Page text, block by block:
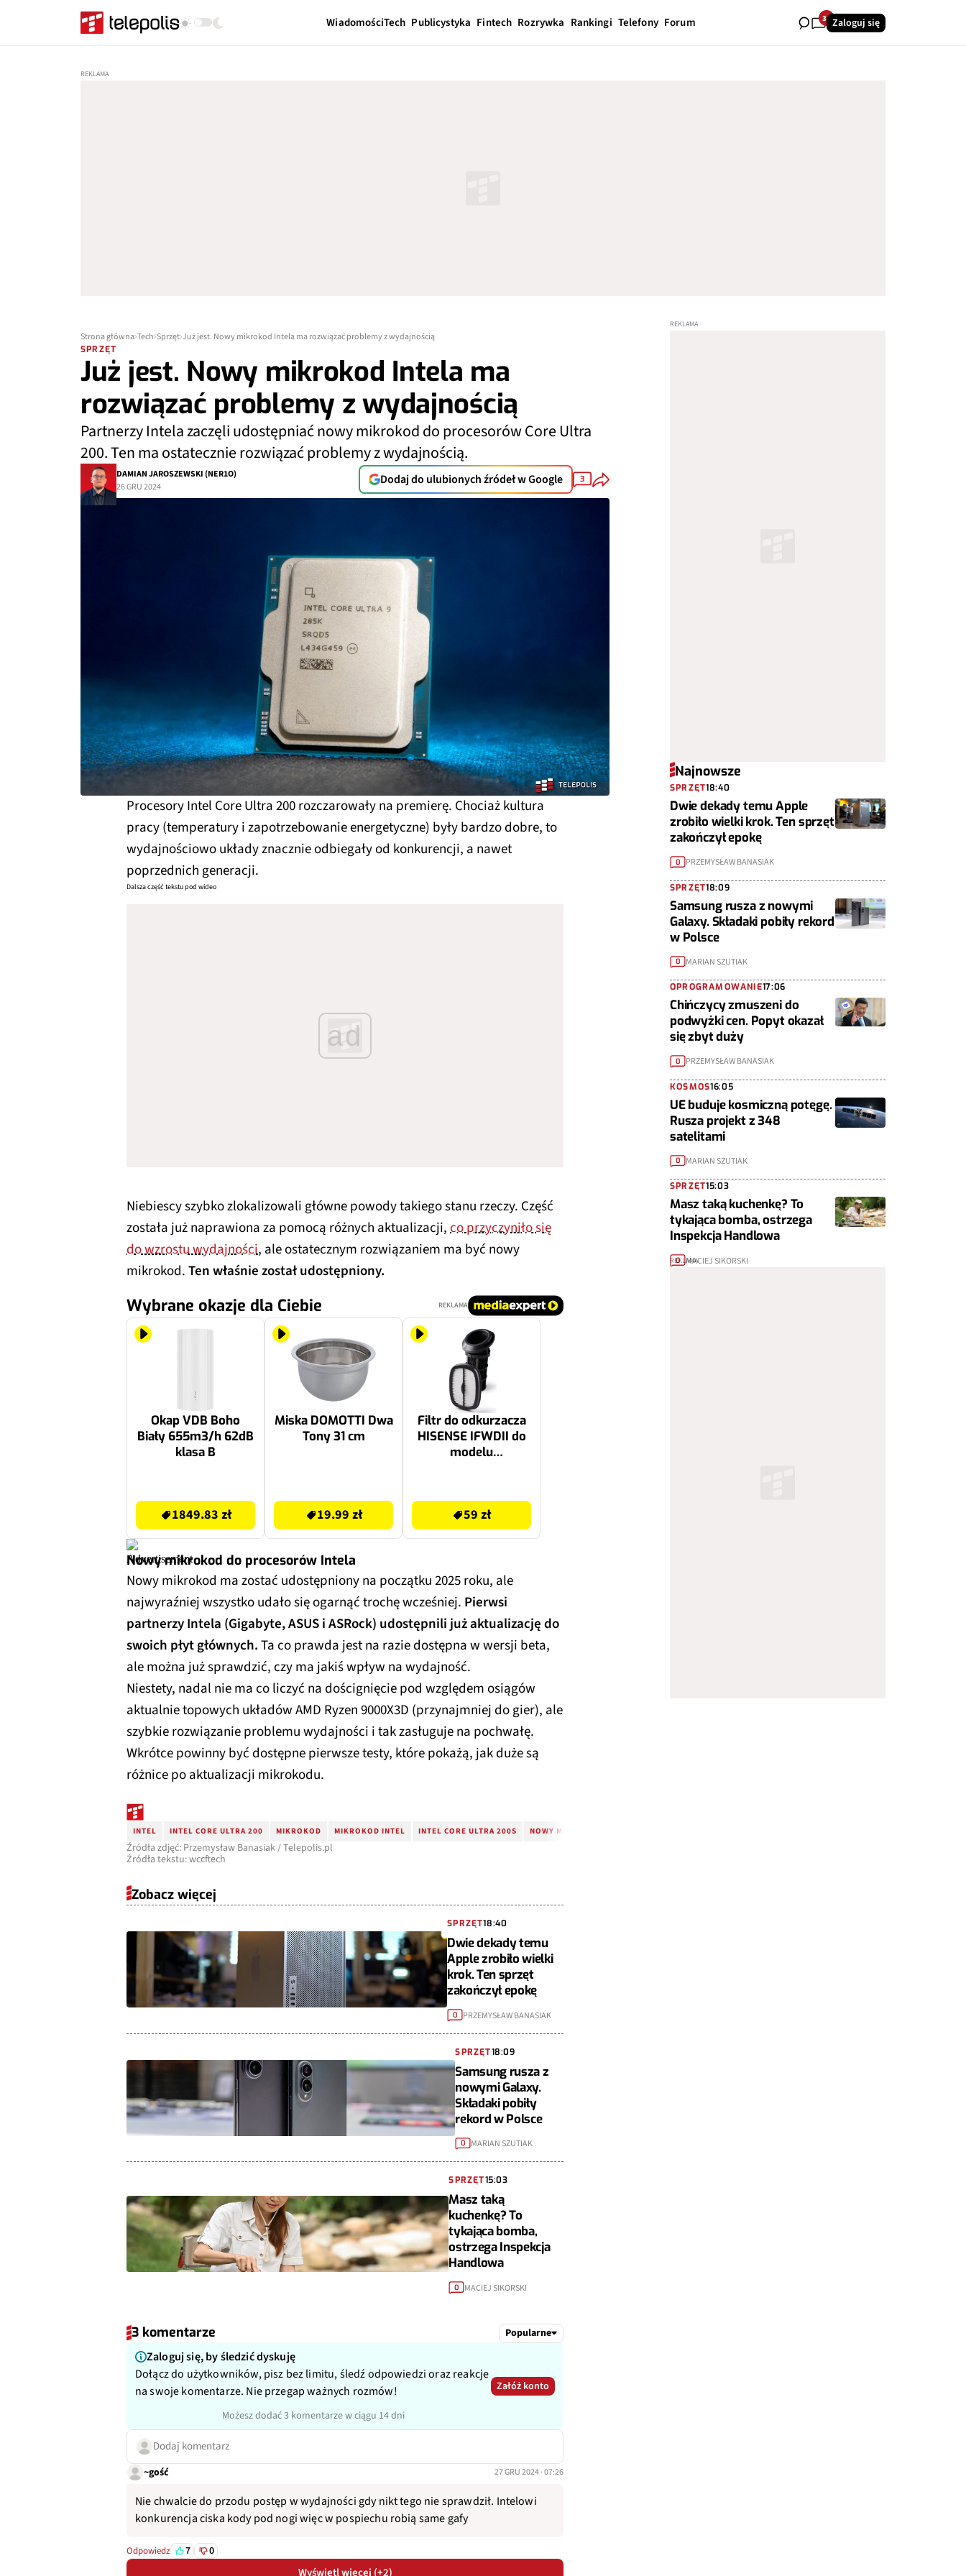
WiadomościTech Publicystyka Fintech Rozrywka Rankingi Telefony Forum 33Zaloguj się
Strona główna Tech Sprzęt Już jest. Nowy mikrokod Intela ma rozwiązać problemy z wydajnością
SPRZĘT
Już jest. Nowy mikrokod Intela ma
rozwiązać problemy z wydajnością
Partnerzy Intela zaczęli udostępniać nowy mikrokod do procesorów Core Ultra
200. Ten ma ostatecznie rozwiązać problemy z wydajnością.
DAMIAN JAROSZEWSKI (NER1O)
26 GRU 2024
Dodaj do ulubionych źródeł w Google 3
Procesory Intel Core Ultra 200 rozczarowały na premierę. Chociaż kultura
pracy (temperatury i zapotrzebowanie energetyczne) były bardzo dobre, to
wydajnościowo układy znacznie odbiegały od konkurencji, a nawet
poprzednich generacji.
Dalsza część tekstu pod wideo
ad
Niebiescy szybko zlokalizowali główne powody takiego stanu rzeczy. Część
została już naprawiona za pomocą różnych aktualizacji,co przyczyniło się
do wzrostu wydajności, ale ostatecznym rozwiązaniem ma być nowy
mikrokod.Ten właśnie został udostępniony.
Wybrane okazje dla Ciebie REKLAMA
Okap VDB Boho
Biały 655m3/h 62dB
klasa B
1849.83 zł
Miska DOMOTTI Dwa
Tony 31 cm
19.99 zł
Filtr do odkurzacza
HISENSE IFWDII do
modelu
59 zł
Nowy mikrokod do procesorów Intela
Nowy mikrokod ma zostać udostępniony na początku 2025 roku, ale
najwyraźniej wszystko udało się ogarnąć trochę wcześniej. Pierwsi
partnerzy Intela (Gigabyte, ASUS i ASRock) udostępnili już aktualizację do
swoich płyt głównych.Ta co prawda jest na razie dostępna w wersji beta,
ale można już sprawdzić, czy ma jakiś wpływ na wydajność.
Niestety, nadal nie ma co liczyć na doścignięcie pod względem osiągów
aktualnie topowych układów AMD Ryzen 9000X3D (przynajmniej do gier), ale
szybkie rozwiązanie problemu wydajności i tak zasługuje na pochwałę.
Wkrótce powinny być dostępne pierwsze testy, które pokażą, jak duże są
różnice po aktualizacji mikrokodu.
INTEL INTEL CORE ULTRA 200 MIKROKOD MIKROKOD INTEL INTEL CORE ULTRA 200S NOWY MIKROKOD
Źródła zdjęć: Przemysław Banasiak / Telepolis.pl
Źródła tekstu: wccftech
Zobacz więcej
SPRZĘT18:40
Dwie dekady temu
Apple zrobiło wielki
krok. Ten sprzęt
zakończył epokę
0 PRZEMYSŁAW BANASIAK
SPRZĘT18:09
Samsung rusza z
nowymi Galaxy.
Składaki pobiły
rekord w Polsce
0 MARIAN SZUTIAK
SPRZĘT15:03
Masz taką
kuchenkę? To
tykająca bomba,
ostrzega Inspekcja
Handlowa
0 MACIEJ SIKORSKI
3 komentarze Popularne
Zaloguj się, by śledzić dyskuję
Dołącz do użytkowników, pisz bez limitu, śledź odpowiedzi oraz reakcje
na swoje komentarze. Nie przegap ważnych rozmów!
Możesz dodać 3 komentarze w ciągu 14 dni
Załóż konto
Dodaj komentarz
~gość 27 GRU 2024 · 07:26
Nie chwalcie do przodu postęp w wydajności gdy nikt tego nie sprawdził. Intelowi
konkurencja ciska kody pod nogi więc w pospiechu robią same gafy
Odpowiedz 7 0
Wyświetl więcej (+2)
Najnowsze
SPRZĘT18:40
Dwie dekady temu Apple
zrobiło wielki krok. Ten sprzęt
zakończył epokę
0 PRZEMYSŁAW BANASIAK
SPRZĘT18:09
Samsung rusza z nowymi
Galaxy. Składaki pobiły rekord
w Polsce
0 MARIAN SZUTIAK
OPROGRAMOWANIE17:06
Chińczycy zmuszeni do
podwyżki cen. Popyt okazał
się zbyt duży
0 PRZEMYSŁAW BANASIAK
KOSMOS16:05
UE buduje kosmiczną potęgę.
Rusza projekt z 348
satelitami
0 MARIAN SZUTIAK
SPRZĘT15:03
Masz taką kuchenkę? To
tykająca bomba, ostrzega
Inspekcja Handlowa
0 MACIEJ SIKORSKI